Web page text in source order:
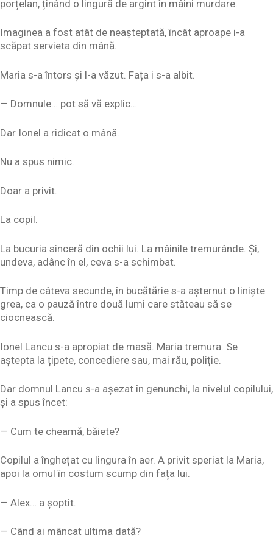
porțelan, ținând o lingură de argint în mâini murdare.
Imaginea a fost atât de neașteptată, încât aproape i-a
scăpat servieta din mână.
Maria s-a întors și l-a văzut. Fața i s-a albit.
— Domnule… pot să vă explic…
Dar Ionel a ridicat o mână.
Nu a spus nimic.
Doar a privit.
La copil.
La bucuria sinceră din ochii lui. La mâinile tremurânde. Și,
undeva, adânc în el, ceva s-a schimbat.
Timp de câteva secunde, în bucătărie s-a așternut o liniște
grea, ca o pauză între două lumi care stăteau să se
ciocnească.
Ionel Lancu s-a apropiat de masă. Maria tremura. Se
aștepta la țipete, concediere sau, mai rău, poliție.
Dar domnul Lancu s-a așezat în genunchi, la nivelul copilului,
și a spus încet:
— Cum te cheamă, băiete?
Copilul a înghețat cu lingura în aer. A privit speriat la Maria,
apoi la omul în costum scump din fața lui.
— Alex… a șoptit.
— Când ai mâncat ultima dată?